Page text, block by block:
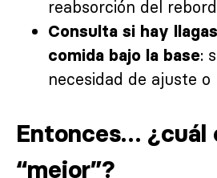
reabsorción del
Consulta si hay
comida bajo la base:
necesidad de ajuste o
Entonces… ¿cuál
“mejor”?